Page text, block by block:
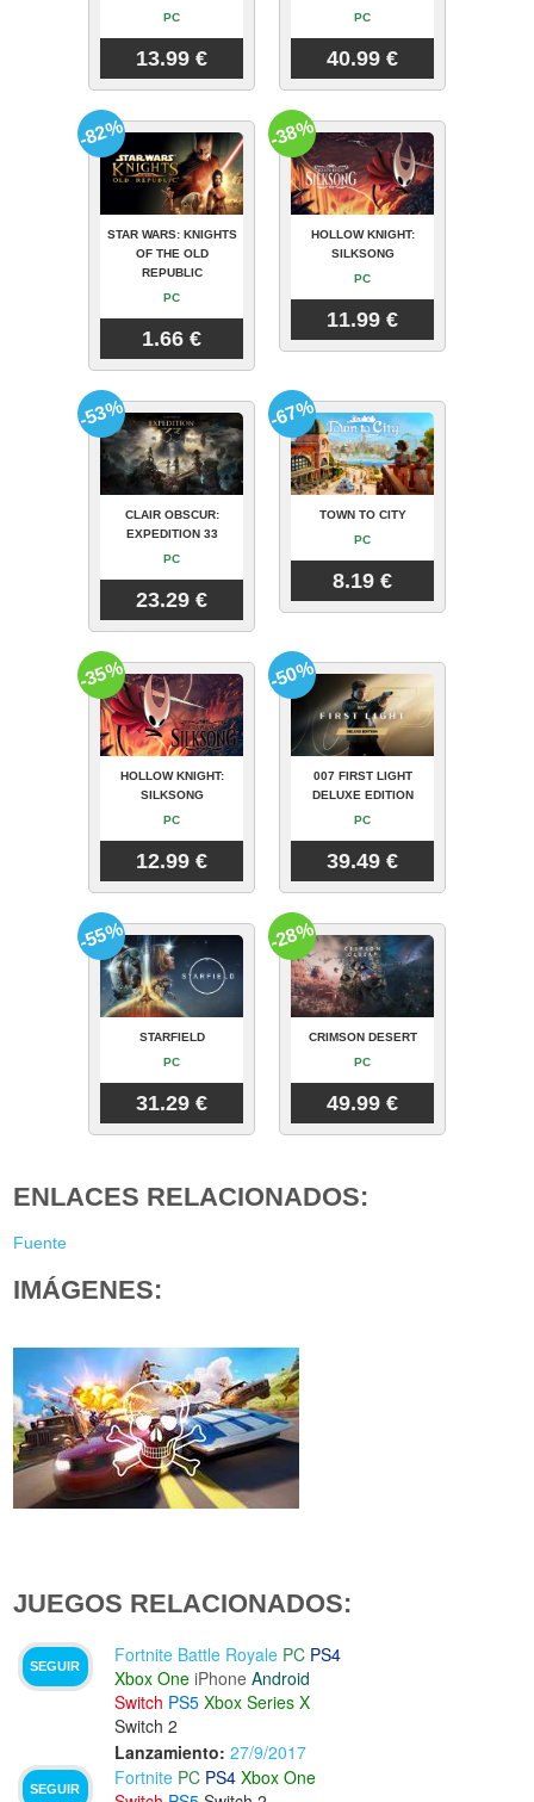
PC
13.99 €
PC
40.99 €
STAR WARS: KNIGHTS
OF THE OLD
REPUBLIC
PC
1.66 €
-82%
HOLLOW KNIGHT:
SILKSONG
PC
11.99 €
-38%
CLAIR OBSCUR:
EXPEDITION 33
PC
23.29 €
-53%
TOWN TO CITY
PC
8.19 €
-67%
HOLLOW KNIGHT:
SILKSONG
PC
12.99 €
-35%
007 FIRST LIGHT
DELUXE EDITION
PC
39.49 €
-50%
STARFIELD
PC
31.29 €
-55%
CRIMSON DESERT
PC
49.99 €
-28%
ENLACES RELACIONADOS:
Fuente
IMÁGENES:
JUEGOS RELACIONADOS:
SEGUIR
Fortnite Battle Royale PC PS4
Xbox One iPhone Android
Switch PS5 Xbox Series X
Switch 2
Lanzamiento: 27/9/2017
SEGUIR
Fortnite PC PS4 Xbox One